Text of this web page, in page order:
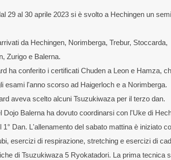
29 al 30 aprile 2023 si è svolto a Hechingen un
da Hechingen, Norimberga, Trebur, Stoccarda,
Zurigo e Balerna.
ha conferito i certificati Chuden a Leon e Hamza,
esami l'anno scorso ad Haigerloch e a Norimberga.
aveva scelto alcuni Tsuzukiwaza per il terzo dan.
Dojo Balerna ha dovuto coordinarsi con l'Uke di
1° Dan. L'allenamento del sabato mattina è iniziato
esercizi di respirazione, stretching e esercizi di
di Tsuzukiwaza 5 Ryokatadori. La prima tecnica